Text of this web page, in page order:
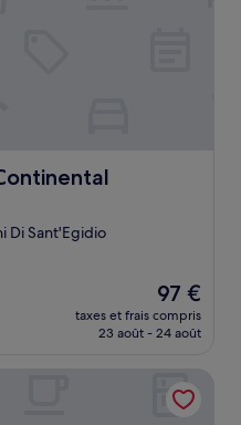
Di Sant'Egidio
Le
nouveau
prix
de
97 €
97 €
taxes et frais compris
23 août - 24 août